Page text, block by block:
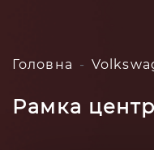
Головна
Рамка